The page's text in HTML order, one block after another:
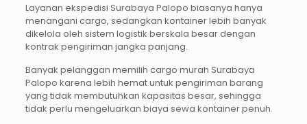
Layanan ekspedisi Surabaya Palopo biasanya hanya
menangani cargo, sedangkan kontainer lebih banyak
dikelola oleh sistem logistik berskala besar dengan
kontrak pengiriman jangka panjang.
Banyak pelanggan memilih cargo murah Surabaya
Palopo karena lebih hemat untuk pengiriman barang
yang tidak membutuhkan kapasitas besar, sehingga
tidak perlu mengeluarkan biaya sewa kontainer penuh.